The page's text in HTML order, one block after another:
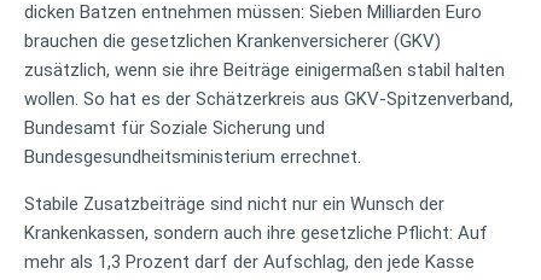
dicken Batzen entnehmen müssen: Sieben Milliarden Euro
brauchen die gesetzlichen Krankenversicherer (GKV)
zusätzlich, wenn sie ihre Beiträge einigermaßen stabil halten
wollen. So hat es der Schätzerkreis aus GKV-Spitzenverband,
Bundesamt für Soziale Sicherung und
Bundesgesundheitsministerium errechnet.
Stabile Zusatzbeiträge sind nicht nur ein Wunsch der
Krankenkassen, sondern auch ihre gesetzliche Pflicht: Auf
mehr als 1,3 Prozent darf der Aufschlag, den jede Kasse